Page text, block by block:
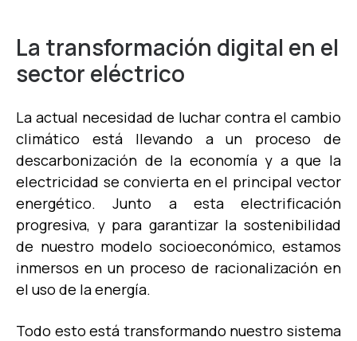
La transformación digital en el
sector eléctrico
La actual necesidad de luchar contra el cambio
climático está llevando a un proceso de
descarbonización de la economía y a que la
electricidad se convierta en el principal vector
energético. Junto a esta electrificación
progresiva, y para garantizar la sostenibilidad
de nuestro modelo socioeconómico, estamos
inmersos en un proceso de racionalización en
el uso de la energía.
Todo esto está transformando nuestro sistema